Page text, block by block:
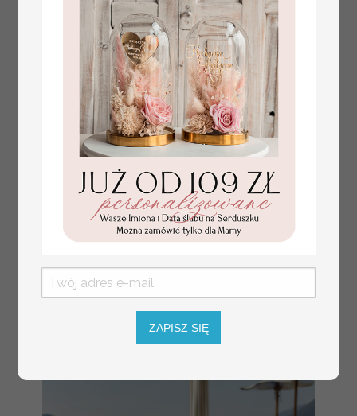
numerki na stół weselny
stoły weselne, tłoczone
numerki na stół weselny,
Promocja:
ZAPISZ SIĘ